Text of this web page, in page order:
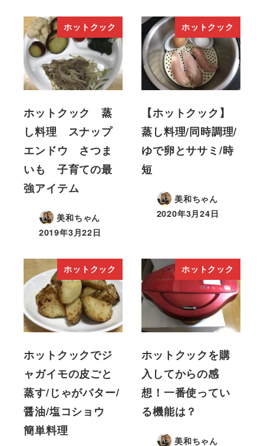
ホットクック
ホットクック 蒸
し料理 スナップ
エンドウ さつま
いも 子育ての最
強アイテム
美和ちゃん
2019年3月22日
ホットクック
【ホットクック】
蒸し料理/同時調理/
ゆで卵とササミ/時
短
美和ちゃん
2020年3月24日
ホットクック
ホットクックでジ
ャガイモの皮ごと
蒸す/じゃがバター/
醤油/塩コショウ
簡単料理
ホットクック
ホットクックを購
入してからの感
想！一番使ってい
る機能は？
美和ちゃん